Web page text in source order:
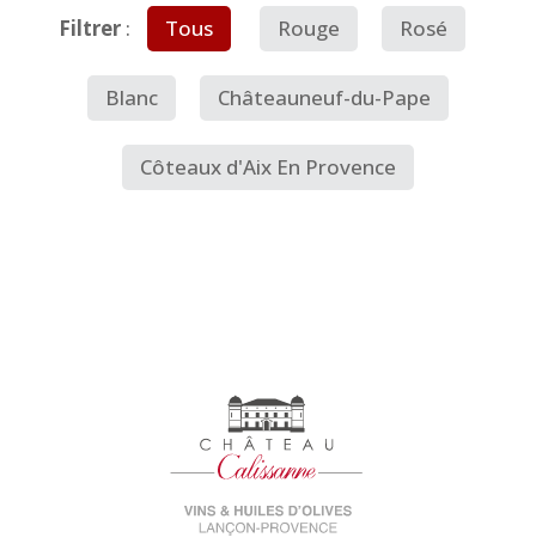
Filtrer: Tous Rouge Rosé
Blanc Châteauneuf-du-Pape
Côteaux d'Aix En Provence